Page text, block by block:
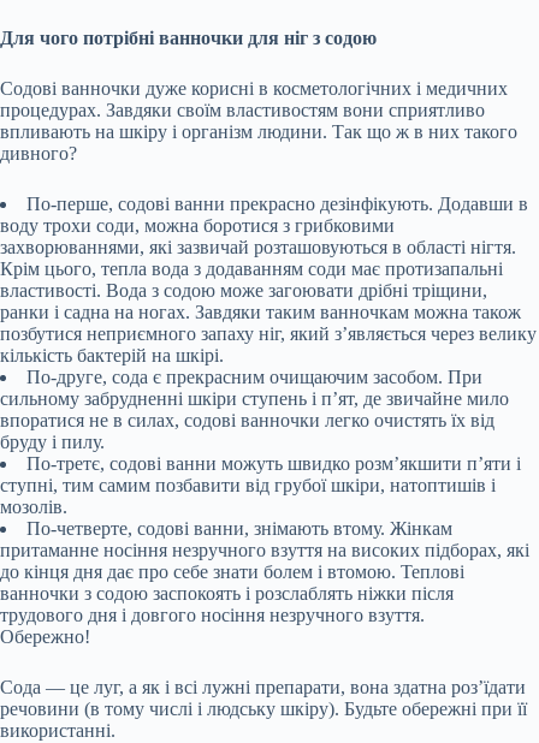
Для чого потрібні ванночки для ніг з содою
Содові ванночки дуже корисні в косметологічних і медичних
процедурах. Завдяки своїм властивостям вони сприятливо
впливають на шкіру і організм людини. Так що ж в них такого
дивного?
По-перше, содові ванни прекрасно дезінфікують. Додавши в
воду трохи соди, можна боротися з грибковими
захворюваннями, які зазвичай розташовуються в області нігтя.
Крім цього, тепла вода з додаванням соди має протизапальні
властивості. Вода з содою може загоювати дрібні тріщини,
ранки і садна на ногах. Завдяки таким ванночкам можна також
позбутися неприємного запаху ніг, який з’являється через велику
кількість бактерій на шкірі.
По-друге, сода є прекрасним очищаючим засобом. При
сильному забрудненні шкіри ступень і п’ят, де звичайне мило
впоратися не в силах, содові ванночки легко очистять їх від
бруду і пилу.
По-третє, содові ванни можуть швидко розм’якшити п’яти і
ступні, тим самим позбавити від грубої шкіри, натоптишів і
мозолів.
По-четверте, содові ванни, знімають втому. Жінкам
притаманне носіння незручного взуття на високих підборах, які
до кінця дня дає про себе знати болем і втомою. Теплові
ванночки з содою заспокоять і розслаблять ніжки після
трудового дня і довгого носіння незручного взуття.
Обережно!
Сода — це луг, а як і всі лужні препарати, вона здатна роз’їдати
речовини (в тому числі і людську шкіру). Будьте обережні при її
використанні.